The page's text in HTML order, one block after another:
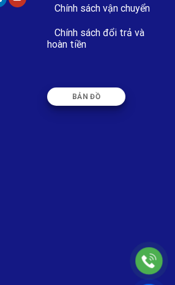
Chính sách vận chuyển
Chính sách đổi trả và
hoàn tiền
BẢN ĐỒ